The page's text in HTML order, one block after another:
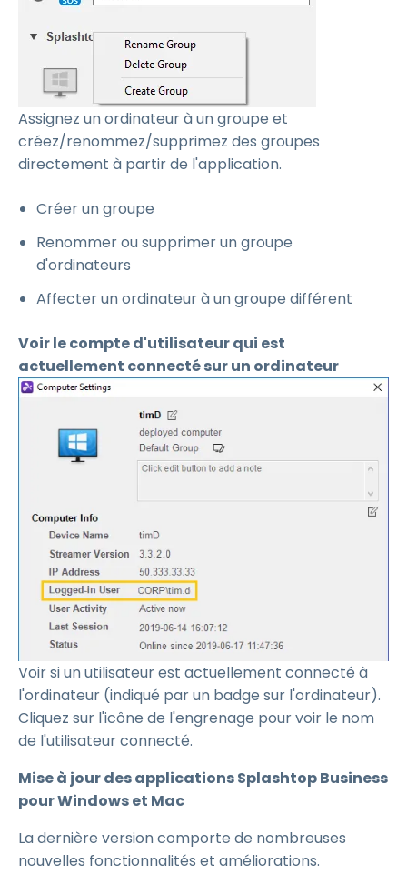
Assignez un ordinateur à un groupe et
créez/renommez/supprimez des groupes
directement à partir de l'application.
Créer un groupe
Renommer ou supprimer un groupe
d'ordinateurs
Affecter un ordinateur à un groupe différent
Voir le compte d'utilisateur qui est
actuellement connecté sur un ordinateur
Voir si un utilisateur est actuellement connecté à
l'ordinateur (indiqué par un badge sur l'ordinateur).
Cliquez sur l'icône de l'engrenage pour voir le nom
de l'utilisateur connecté.
Mise à jour des applications Splashtop Business
pour Windows et Mac
La dernière version comporte de nombreuses
nouvelles fonctionnalités et améliorations.